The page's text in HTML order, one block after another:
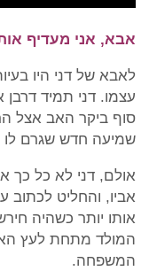
אבא, אני מעדיף
לאבא של דני היו
עצמו. דני תמיד
סוף ביקר האב אצל
שמיעה חדש שגרם לו
אולם, דני לא כל
אביו, והחליט לכתוב
אותו יותר כשהיה
המולד מתחת לעץ
המשפחה.